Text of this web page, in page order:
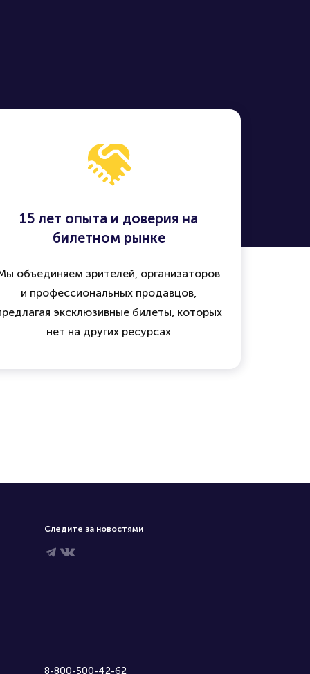
15 лет опыта и доверия на
билетном рынке
объединяем зрителей, организаторов
и профессиональных продавцов,
эксклюзивные билеты, которых
нет на других ресурсах
Следите за новостями
8-800-500-42-62